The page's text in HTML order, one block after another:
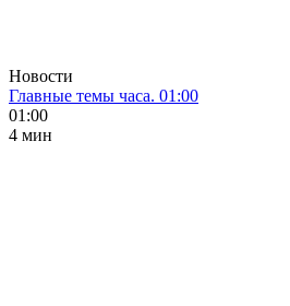
Новости
Главные темы часа. 01:00
01:00
4 мин